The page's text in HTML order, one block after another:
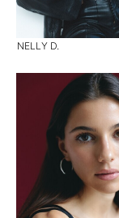
NELLY D.